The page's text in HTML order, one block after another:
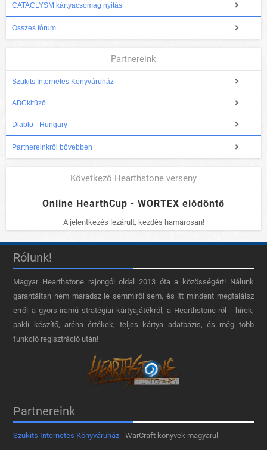
CATACLYSM kártyacsomag nyitás
Összes fórum
Partnereink
Szukits Internetes Könyváruház
ABCkitüző
Diablo - Hungary
Partnereinkről bővebben
Következő Hearthstone verseny
Online HearthCup - WORTEX elődöntő
A jelentkezés lezárult, kezdés hamarosan!
Rólunk!
Magyar Hearthstone​ rajongói oldal 2013 óta a közösségért! Nálunk
garantáltan nem maradsz le semmiről sem, és itt mindent megtalálsz
erről a gyors-iramú stratégiai kártyajátékról, a Hearthstone-ról - hírek,
pakli készítő, aréna értékek, teljes kártya adatbázis, és még több
funkció regisztráció után!
Partnereink
Szukits Internetes Könyváruház - WarCraft könyvek magyarul